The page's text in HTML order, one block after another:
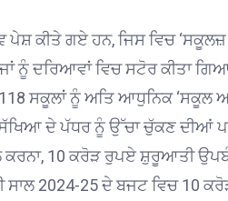
ਪੇਸ਼ ਕੀਤੇ ਗਏ ਹਨ, ਜਿਸ ਵਿਚ
ਨੂੰ ਦਰਿਆਵਾਂ ਵਿਚ ਸਟੋਰ ਕੀਤਾ
118 ਸਕੂਲਾਂ ਨੂੰ ਅਤਿ ਆਧੁਨਿਕ
ਦੇ ਪੱਧਰ ਨੂੰ ਉੱਚਾ ਚੁੱਕਣ ਦੀਆਂ
ਕਰਨਾ, 10 ਕਰੋੜ ਰੁਪਏ ਸ਼ੁਰੂਆਤੀ
ਸਾਲ 2024-25 ਦੇ ਬਜਟ ਵਿਚ 10